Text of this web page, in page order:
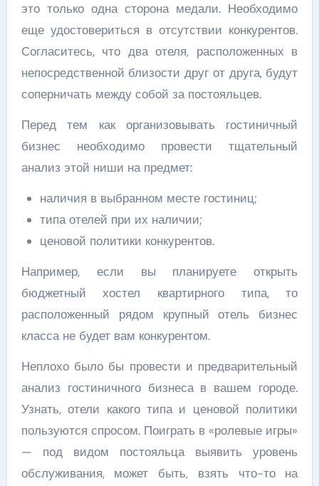
это только одна сторона медали. Необходимо
еще удостовериться в отсутствии конкурентов.
Согласитесь, что два отеля, расположенных в
непосредственной близости друг от друга, будут
соперничать между собой за постояльцев.
Перед тем как организовывать гостиничный
бизнес необходимо провести тщательный
анализ этой ниши на предмет:
наличия в выбранном месте гостиниц;
типа отелей при их наличии;
ценовой политики конкурентов.
Например, если вы планируете открыть
бюджетный хостел квартирного типа, то
расположенный рядом крупный отель бизнес
класса не будет вам конкурентом.
Неплохо было бы провести и предварительный
анализ гостиничного бизнеса в вашем городе.
Узнать, отели какого типа и ценовой политики
пользуются спросом. Поиграть в «ролевые игры»
— под видом постояльца выявить уровень
обслуживания, может быть, взять что-то на